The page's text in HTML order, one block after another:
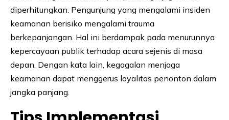
diperhitungkan. Pengunjung yang mengalami insiden
keamanan berisiko mengalami trauma
berkepanjangan. Hal ini berdampak pada menurunnya
kepercayaan publik terhadap acara sejenis di masa
depan. Dengan kata lain, kegagalan menjaga
keamanan dapat menggerus loyalitas penonton dalam
jangka panjang.